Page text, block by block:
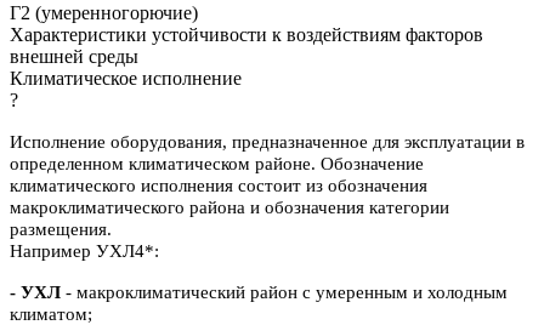
Г2 (умеренногорючие)
Характеристики устойчивости к воздействиям факторов
внешней среды
Климатическое исполнение
?
Исполнение оборудования, предназначенное для эксплуатации в
определенном климатическом районе. Обозначение
климатического исполнения состоит из обозначения
макроклиматического района и обозначения категории
размещения.
Например УХЛ4*:
- УХЛ - макроклиматический район с умеренным и холодным
климатом;